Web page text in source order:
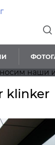
klinker